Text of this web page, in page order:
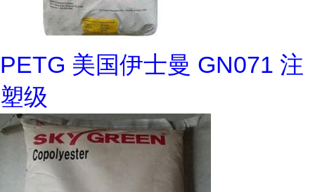
PETG 美国伊士曼 GN071 注
塑级